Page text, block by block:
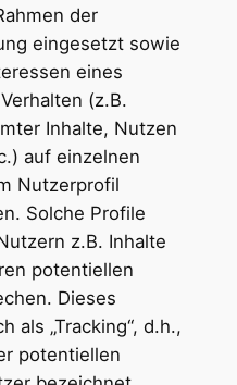
der
eingesetzt sowie
eines
(z.B.
Inhalte, Nutzen
auf einzelnen
Nutzerprofil
Solche Profile
z.B. Inhalte
potentiellen
Dieses
als „Tracking“, d.h.,
potentiellen